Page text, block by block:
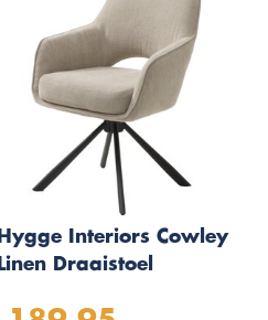
Hygge Interiors Cowley
Linen Draaistoel